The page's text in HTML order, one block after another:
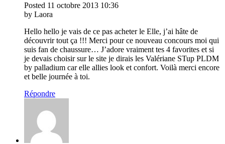
Posted 11 octobre 2013 10:36
by Laora
Hello hello je vais de ce pas acheter le Elle, j’ai hâte de
découvrir tout ça !!! Merci pour ce nouveau concours moi qui
suis fan de chaussure… J’adore vraiment tes 4 favorites et si
je devais choisir sur le site je dirais les Valériane STup PLDM
by palladium car elle allies look et confort. Voilà merci encore
et belle journée à toi.
Répondre